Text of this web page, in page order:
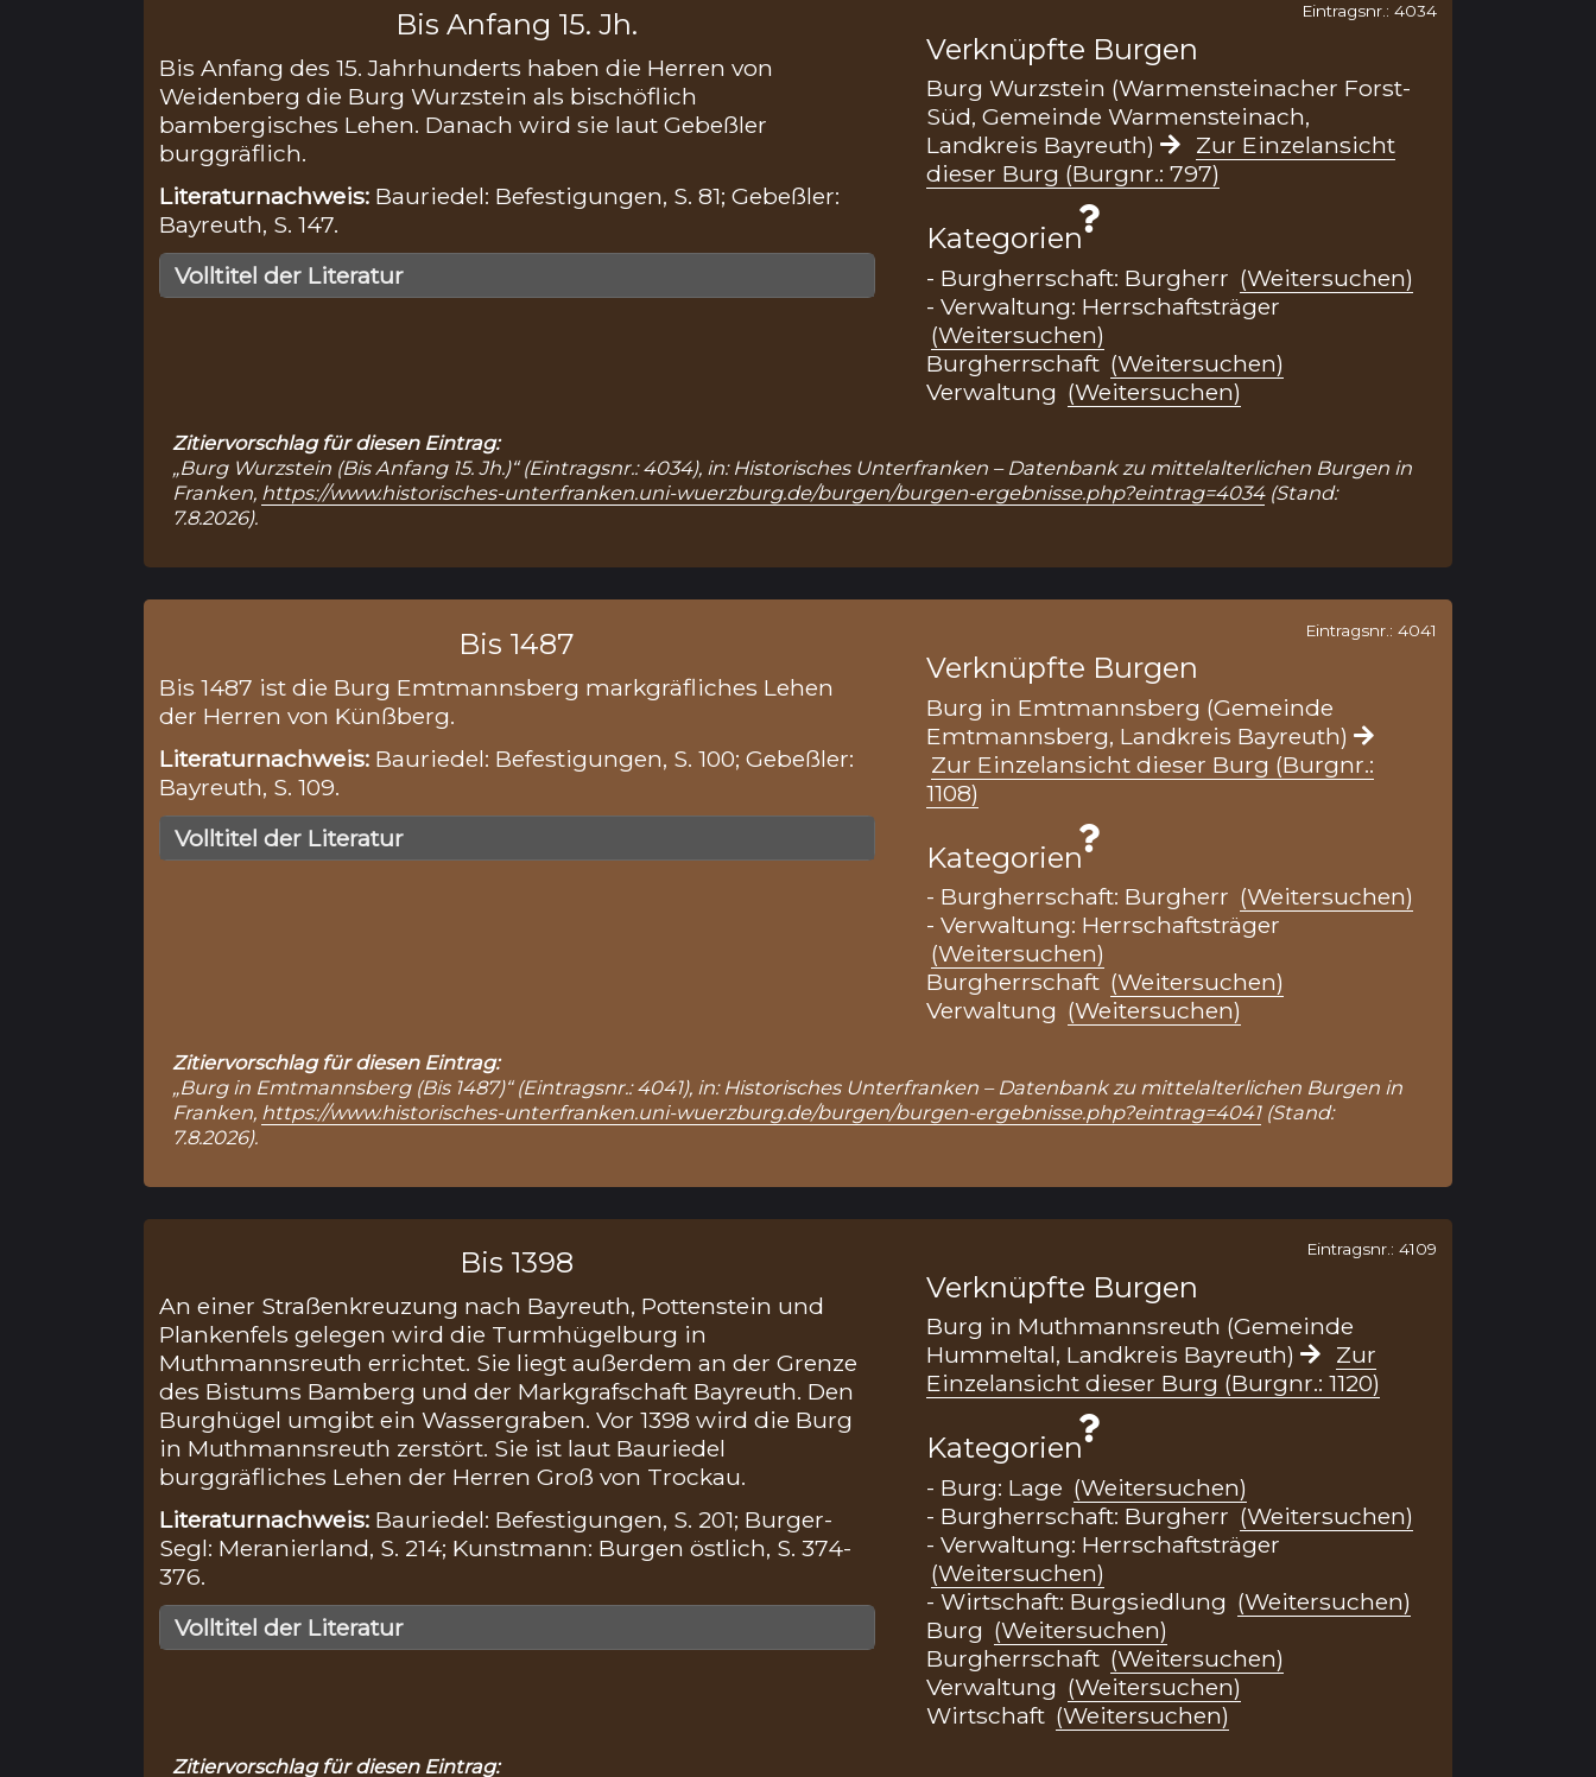
Bis Anfang 15. Jh.
Bis Anfang des 15. Jahrhunderts haben die Herren von
Weidenberg die Burg Wurzstein als bischöflich
bambergisches Lehen. Danach wird sie laut Gebeßler
burggräflich.
Literaturnachweis: Bauriedel: Befestigungen, S. 81; Gebeßler:
Bayreuth, S. 147.
Volltitel der Literatur
Eintragsnr.: 4034
Verknüpfte Burgen
Burg Wurzstein (Warmensteinacher Forst-
Süd, Gemeinde Warmensteinach,
Landkreis Bayreuth)
Zur Einzelansicht
dieser Burg (Burgnr.: 797)
Kategorien
- Burgherrschaft: Burgherr (Weitersuchen)
- Verwaltung: Herrschaftsträger
(Weitersuchen)
Burgherrschaft (Weitersuchen)
Verwaltung (Weitersuchen)
Zitiervorschlag für diesen Eintrag:
„Burg Wurzstein (Bis Anfang 15. Jh.)“ (Eintragsnr.: 4034), in: Historisches Unterfranken – Datenbank zu mittelalterlichen Burgen in
Franken, https://www.historisches-unterfranken.uni-wuerzburg.de/burgen/burgen-ergebnisse.php?eintrag=4034(Stand:
7.8.2026).
Bis 1487
Bis 1487 ist die Burg Emtmannsberg markgräfliches Lehen
der Herren von Künßberg.
Literaturnachweis: Bauriedel: Befestigungen, S. 100; Gebeßler:
Bayreuth, S. 109.
Volltitel der Literatur
Eintragsnr.: 4041
Verknüpfte Burgen
Burg in Emtmannsberg (Gemeinde
Emtmannsberg, Landkreis Bayreuth)
Zur Einzelansicht dieser Burg (Burgnr.:
1108)
Kategorien
- Burgherrschaft: Burgherr (Weitersuchen)
- Verwaltung: Herrschaftsträger
(Weitersuchen)
Burgherrschaft (Weitersuchen)
Verwaltung (Weitersuchen)
Zitiervorschlag für diesen Eintrag:
„Burg in Emtmannsberg (Bis 1487)“ (Eintragsnr.: 4041), in: Historisches Unterfranken – Datenbank zu mittelalterlichen Burgen in
Franken, https://www.historisches-unterfranken.uni-wuerzburg.de/burgen/burgen-ergebnisse.php?eintrag=4041(Stand:
7.8.2026).
Bis 1398
An einer Straßenkreuzung nach Bayreuth, Pottenstein und
Plankenfels gelegen wird die Turmhügelburg in
Muthmannsreuth errichtet. Sie liegt außerdem an der Grenze
des Bistums Bamberg und der Markgrafschaft Bayreuth. Den
Burghügel umgibt ein Wassergraben. Vor 1398 wird die Burg
in Muthmannsreuth zerstört. Sie ist laut Bauriedel
burggräfliches Lehen der Herren Groß von Trockau.
Literaturnachweis: Bauriedel: Befestigungen, S. 201; Burger-
Segl: Meranierland, S. 214; Kunstmann: Burgen östlich, S. 374-
376.
Volltitel der Literatur
Eintragsnr.: 4109
Verknüpfte Burgen
Burg in Muthmannsreuth (Gemeinde
Hummeltal, Landkreis Bayreuth)
Zur
Einzelansicht dieser Burg (Burgnr.: 1120)
Kategorien
- Burg: Lage (Weitersuchen)
- Burgherrschaft: Burgherr (Weitersuchen)
- Verwaltung: Herrschaftsträger
(Weitersuchen)
- Wirtschaft: Burgsiedlung (Weitersuchen)
Burg (Weitersuchen)
Burgherrschaft (Weitersuchen)
Verwaltung (Weitersuchen)
Wirtschaft (Weitersuchen)
Zitiervorschlag für diesen Eintrag: